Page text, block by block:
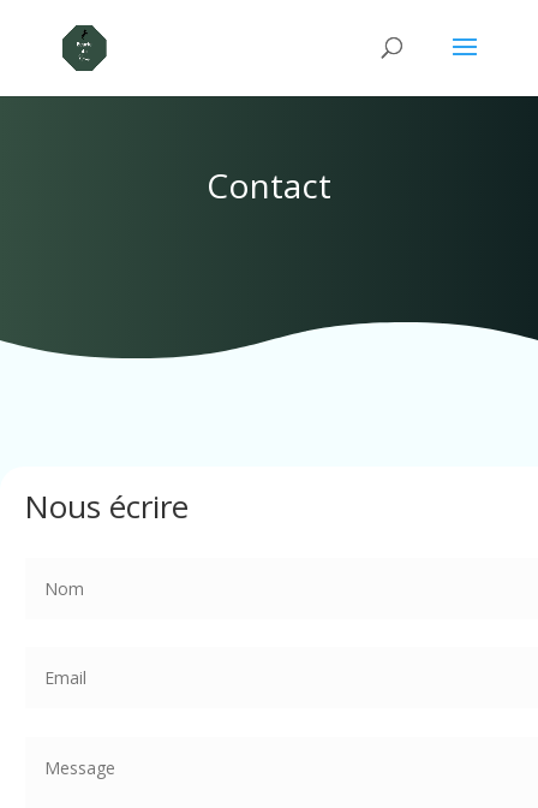
Contact
Nous écrire